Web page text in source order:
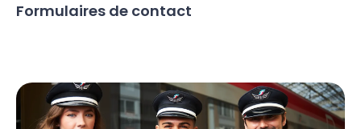
Formulaires de contact